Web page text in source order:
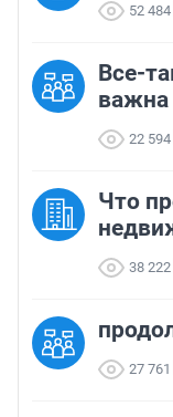
52 484
Все-
важна
22 594
Что
38 222
27 761